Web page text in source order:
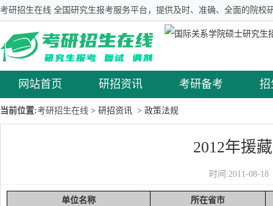
考研招生在线 全国研究生报考服务平台，提供及时、准确、全面的院校
网站首页 研招资讯 考研备考 招
当前位置:考研招生在线 > 研招资讯 > 政策法规
2012年援
时间:2011-08-
单位名称
所在省市